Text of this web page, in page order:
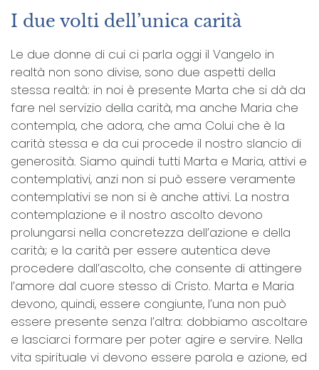
I due volti dell’unica carità
Le due donne di cui ci parla oggi il Vangelo in
realtà non sono divise, sono due aspetti della
stessa realtà: in noi è presente Marta che si dà da
fare nel servizio della carità, ma anche Maria che
contempla, che adora, che ama Colui che è la
carità stessa e da cui procede il nostro slancio di
generosità. Siamo quindi tutti Marta e Maria, attivi e
contemplativi, anzi non si può essere veramente
contemplativi se non si è anche attivi. La nostra
contemplazione e il nostro ascolto devono
prolungarsi nella concretezza dell’azione e della
carità; e la carità per essere autentica deve
procedere dall’ascolto, che consente di attingere
l’amore dal cuore stesso di Cristo. Marta e Maria
devono, quindi, essere congiunte, l’una non può
essere presente senza l’altra: dobbiamo ascoltare
e lasciarci formare per poter agire e servire. Nella
vita spirituale vi devono essere parola e azione, ed